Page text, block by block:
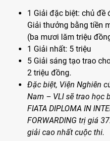
1 Giải đặc biệt: chủ đề
Giải thưởng bằng tiền
(ba mươi lăm triệu
1 Giải nhất: 5 triệu
5 Giải sáng tạo trao
2 triệu đồng.
Đặc biệt, Viện Nghiên
Nam – VLI sẽ trao học
FIATA DIPLOMA IN
FORWARDING trị giá
giải cao nhất cuộc thi.